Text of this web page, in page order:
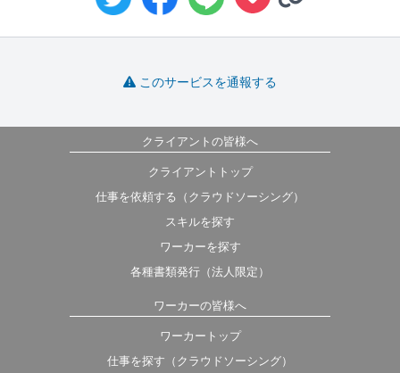
このサービスを通報する
クライアントの皆様へ
クライアントトップ
仕事を依頼する（クラウドソーシング）
スキルを探す
ワーカーを探す
各種書類発行（法人限定）
ワーカーの皆様へ
ワーカートップ
仕事を探す（クラウドソーシング）